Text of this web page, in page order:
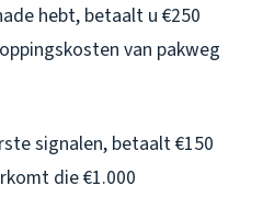
hebt, betaalt u €250
van pakweg
signalen, betaalt €150
die €1.000